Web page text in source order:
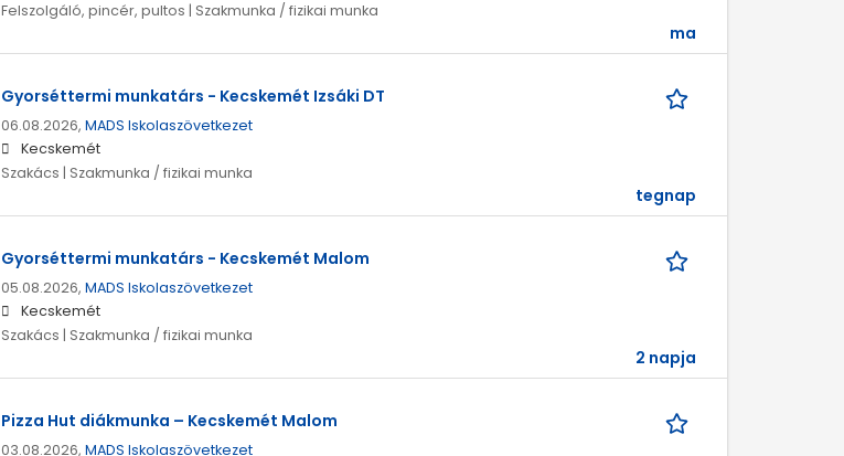
Felszolgáló, pincér, pultos | Szakmunka / fizikai munka
ma
Gyorséttermi munkatárs - Kecskemét Izsáki DT
06.08.2026, MADS Iskolaszövetkezet
Kecskemét
Szakács | Szakmunka / fizikai munka
tegnap
Gyorséttermi munkatárs - Kecskemét Malom
05.08.2026, MADS Iskolaszövetkezet
Kecskemét
Szakács | Szakmunka / fizikai munka
2 napja
Pizza Hut diákmunka – Kecskemét Malom
03.08.2026, MADS Iskolaszövetkezet